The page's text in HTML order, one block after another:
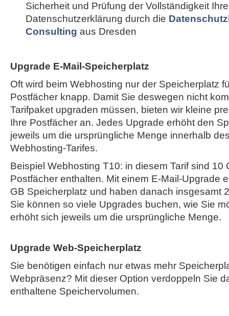
Sicherheit und Prüfung der Vollständigkeit
Datenschutzerklärung durch die
Consulting aus Dresden
Upgrade E-Mail-Speicherplatz
Oft wird beim Webhosting nur der Speicherplatz
Postfächer knapp. Damit Sie deswegen nicht
Tarifpaket upgraden müssen, bieten wir kleine
Ihre Postfächer an. Jedes Upgrade erhöht den
jeweils um die ursprüngliche Menge innerhalb
Webhosting-Tarifes.
Beispiel Webhosting T10: in diesem Tarif sind 10
Postfächer enthalten. Mit einem E-Mail-Upgrade
GB Speicherplatz und haben danach insgesamt
Sie können so viele Upgrades buchen, wie Sie
erhöht sich jeweils um die ursprüngliche Menge.
Upgrade Web-Speicherplatz
Sie benötigen einfach nur etwas mehr
Webpräsenz? Mit dieser Option verdoppeln Sie
enthaltene Speichervolumen.